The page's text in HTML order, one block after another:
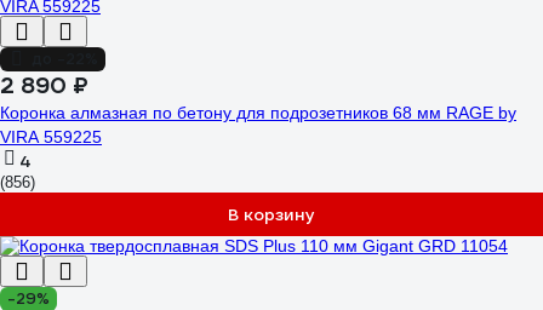
2 890 ₽
Коронка алмазная по бетону для подрозетников 68 мм RAGE by
VIRA 559225
4
(856)
В корзину
-29%